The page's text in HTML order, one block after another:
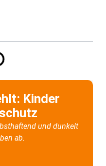
Kinder
und dunkelt
ab.